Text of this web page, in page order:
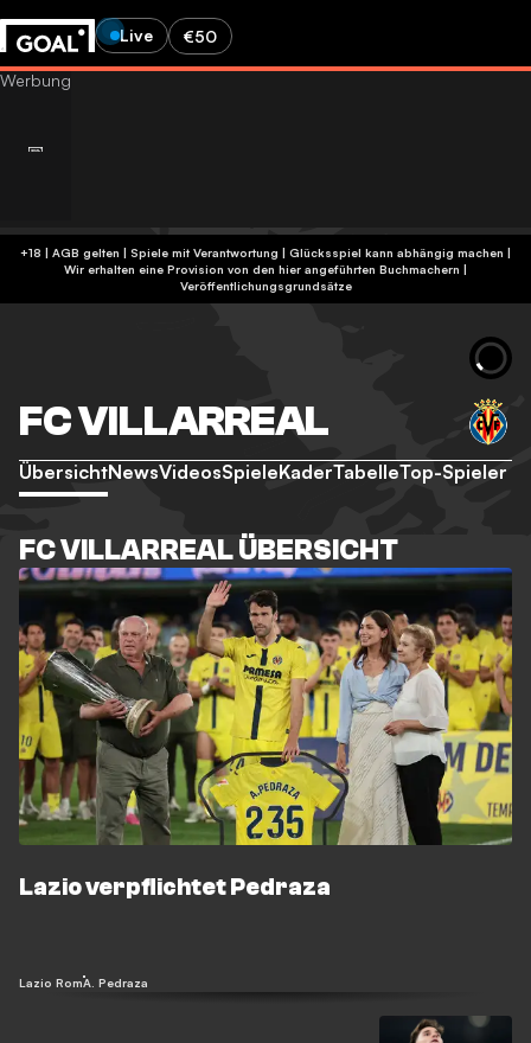
Live €50
+18 | AGB gelten | Spiele mit Verantwortung | Glücksspiel kann abhängig machen |
Wir erhalten eine Provision von den hier angeführten Buchmachern |
Veröffentlichungsgrundsätze
FC VILLARREAL
ÜbersichtNewsVideosSpieleKaderTabelleTop-Spieler
FC VILLARREAL ÜBERSICHT
Lazio verpflichtet Pedraza
Lazio RomA. Pedraza